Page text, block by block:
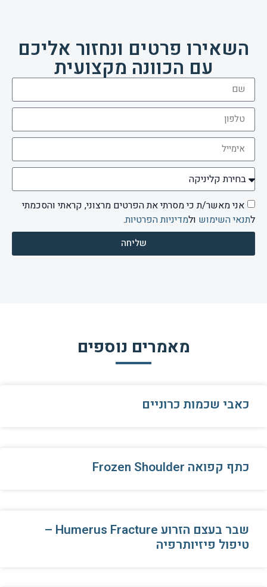
השאירו פרטים ונחזור אליכם
עם הכוונה מקצועית
אני מאשר/ת כי מסרתי את הפרטים מרצוני, קראתי והסכמתי
לתנאי השימוש ולמדיניות הפרטיות.
שליחה
מאמרים נוספים
כאבי שכמות כרוניים
כתף קפואה Frozen Shoulder
שבר בעצם הזרוע Humerus Fracture –
טיפול פיזיותרפיה